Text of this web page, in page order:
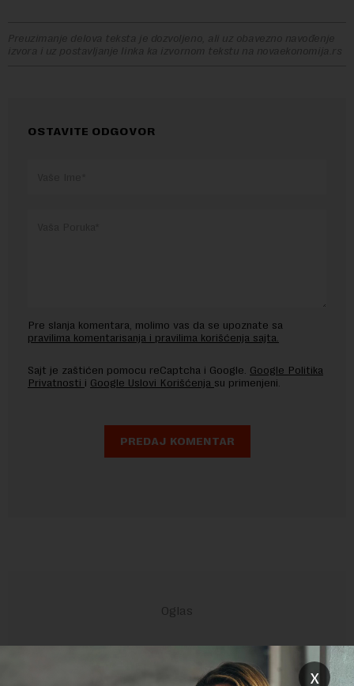
Preuzimanje delova teksta je dozvoljeno, ali uz obavezno navođenje
izvora i uz postavljanje linka ka izvornom tekstu na novaekonomija.rs
OSTAVITE ODGOVOR
Pre slanja komentara, molimo vas da se upoznate sa
pravilima komentarisanja i pravilima korišćenja sajta.
Sajt je zaštićen pomocu reCaptcha i Google. Google Politika
Privatnosti i Google Uslovi Korišćenja su primenjeni.
x